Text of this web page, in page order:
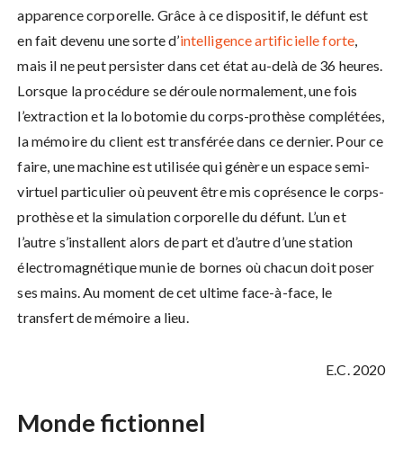
apparence corporelle. Grâce à ce dispositif, le défunt est
en fait devenu une sorte d’intelligence artificielle forte,
mais il ne peut persister dans cet état au-delà de 36 heures.
Lorsque la procédure se déroule normalement, une fois
l’extraction et la lobotomie du corps-prothèse complétées,
la mémoire du client est transférée dans ce dernier. Pour ce
faire, une machine est utilisée qui génère un espace semi-
virtuel particulier où peuvent être mis coprésence le corps-
prothèse et la simulation corporelle du défunt. L’un et
l’autre s’installent alors de part et d’autre d’une station
électromagnétique munie de bornes où chacun doit poser
ses mains. Au moment de cet ultime face-à-face, le
transfert de mémoire a lieu.
E.C. 2020
Monde fictionnel